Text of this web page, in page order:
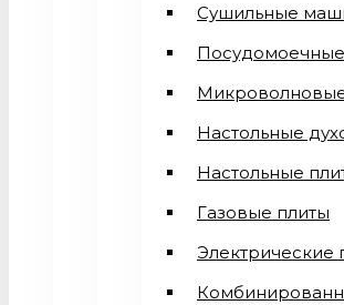
Сушильные
Настольные
Настольные
Газовые плиты
Электрические